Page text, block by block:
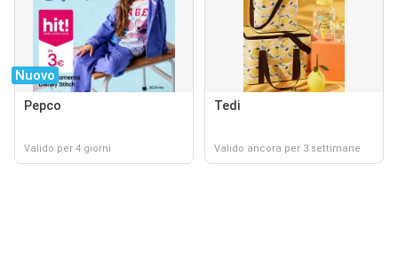
Nuovo
Pepco
Valido per 4 giorni
Tedi
Valido ancora per 3 settimane